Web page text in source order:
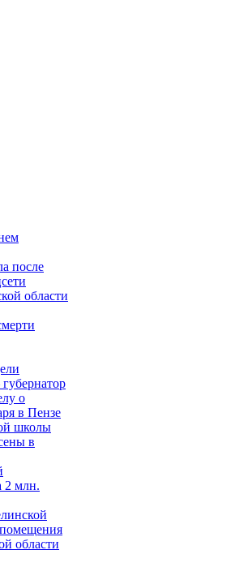
после
области
о
в Пензе
школы
в
2 млн.
области